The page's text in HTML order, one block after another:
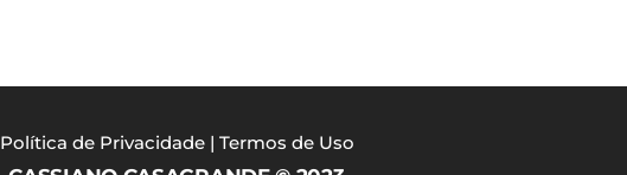
Política de Privacidade| Termos de Uso